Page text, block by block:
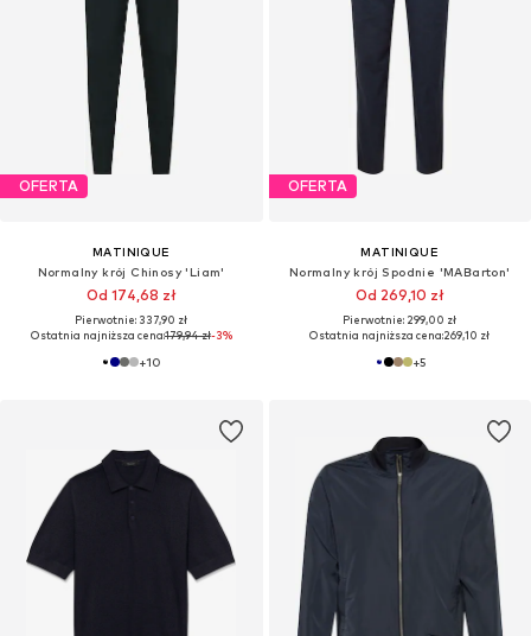
OFERTA
MATINIQUE
Normalny krój Chinosy 'Liam'
Od 174,68 zł
Pierwotnie: 337,90 zł
Ostatnia najniższa cena:179,94 zł-3%
+10
OFERTA
MATINIQUE
Normalny krój Spodnie 'MABarton'
Od 269,10 zł
Pierwotnie: 299,00 zł
Ostatnia najniższa cena:269,10 zł
+5